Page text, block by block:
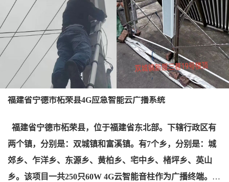
约南新街附近聚集，自发形成了“招工一条街”。该项目，为
了能够让招聘信息随时及时的让务工者收听到招聘的信息。
该街道办在各个路口、社区门口、市场、小区、治安亭岗等
安装了
25只 60W 4G云智能音柱。一台七寸4G触摸屏寻呼话
筒。实现了整个凤阳街道各个招聘信息定时循环播放。让每
福建省宁德市柘荣县4G应急智能云广播系统
福建省宁德市柘荣县， 位于福建省东北部。 下辖行政区有
两个镇，分别是：双城镇和富溪镇。有7个乡，分别是： 城
郊乡、 乍洋乡、 东源乡、 黄柏乡、 宅中乡、 楮坪乡、 英山
乡。 该项目一共250只60W 4G云智能音柱作为广播终端。可